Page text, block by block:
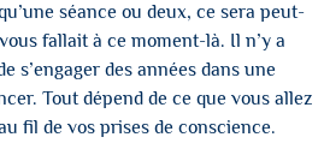
séance ou deux, ce sera peut-
fallait à ce moment-là. Il n’y a
s’engager des années dans une
Tout dépend de ce que vous allez
fil de vos prises de conscience.